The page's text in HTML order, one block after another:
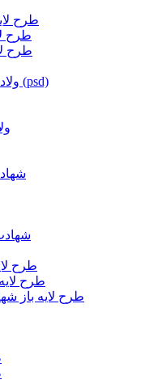
طرح
طرح
طرح
ولادت امام حسن عسکری (psd)
طرح
طرح
طرح لایه باز